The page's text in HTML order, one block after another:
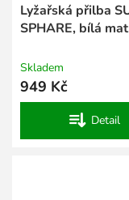
Lyžařská přilba
SPHARE, bílá mat
Skladem
949 Kč
Detail